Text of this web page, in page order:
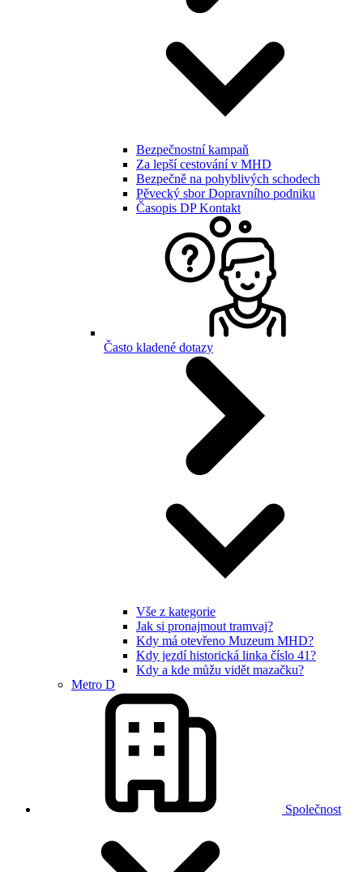
Bezpečnostní kampaň
Za lepší cestování v MHD
Bezpečně na pohyblivých schodech
Pěvecký sbor Dopravního podniku
Časopis DP Kontakt
Často kladené dotazy
Vše z kategorie
Jak si pronajmout tramvaj?
Kdy má otevřeno Muzeum MHD?
Kdy jezdí historická linka číslo 41?
Kdy a kde můžu vidět mazačku?
Metro D
Společnost